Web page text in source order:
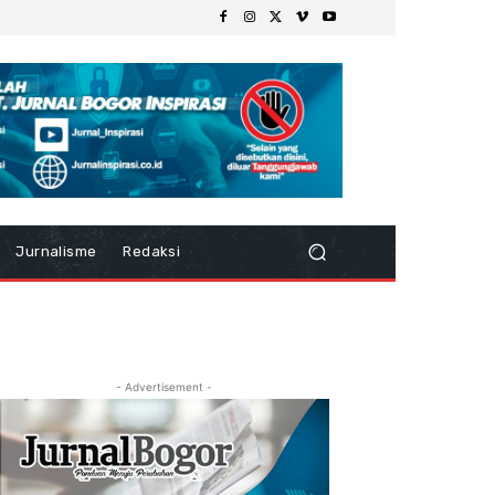
Jurnalisme Redaksi
- Advertisement -